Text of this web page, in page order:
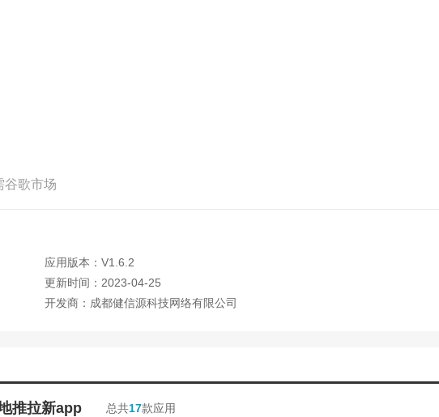
谷歌市场
应用版本：V1.6.2
更新时间：2023-04-25
开发商：成都健信源科技网络有限公司
推拉新app 总共17款应用